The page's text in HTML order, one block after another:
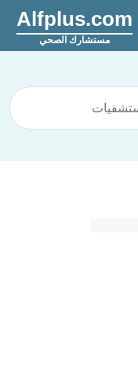
Alfplus.com
مستشارك الصحي